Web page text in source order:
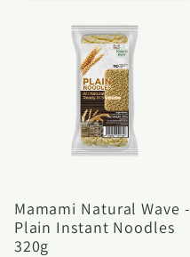
Mamami Natural Wave -
Plain Instant Noodles
320g